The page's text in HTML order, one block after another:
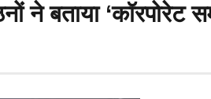
ने बताया ‘कॉरपोरेट